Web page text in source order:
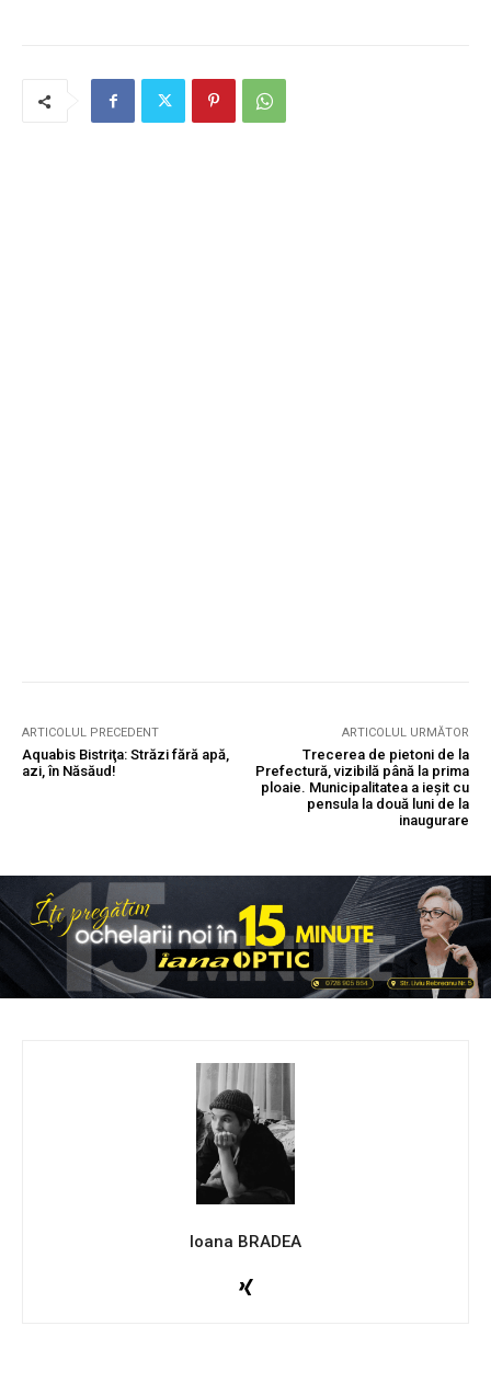
ARTICOLUL PRECEDENT
Aquabis Bistriţa: Străzi fără apă,
azi, în Năsăud!
ARTICOLUL URMĂTOR
Trecerea de pietoni de la
Prefectură, vizibilă până la prima
ploaie. Municipalitatea a ieșit cu
pensula la două luni de la
inaugurare
Ioana BRADEA